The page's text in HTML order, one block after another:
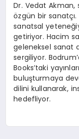
Dr. Vedat Akman,
özgün bir
sanatsal
getiriyor. Hacim
geleneksel sanat
sergiliyor.
Books’taki
buluşturmaya
dilini kullanarak,
hedefliyor.